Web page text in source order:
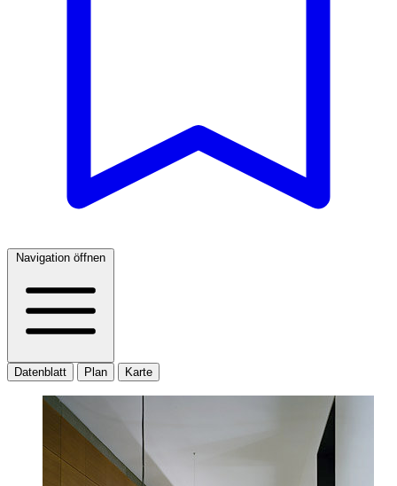
Navigation öffnen
Datenblatt Plan Karte